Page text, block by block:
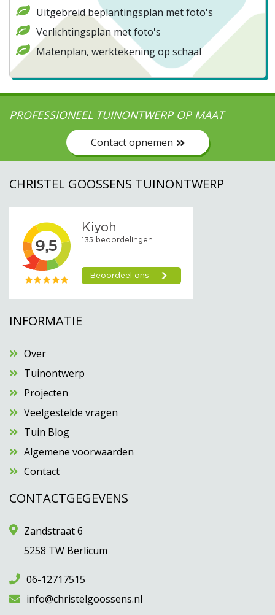
Uitgebreid beplantingsplan met foto's
Verlichtingsplan met foto's
Matenplan, werktekening op schaal
PROFESSIONEEL TUINONTWERP OP MAAT
Contact opnemen
CHRISTEL GOOSSENS TUINONTWERP
INFORMATIE
Over
Tuinontwerp
Projecten
Veelgestelde vragen
Tuin Blog
Algemene voorwaarden
Contact
CONTACTGEGEVENS
Zandstraat 6
5258 TW Berlicum
06-12717515
info@christelgoossens.nl